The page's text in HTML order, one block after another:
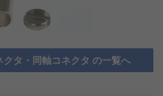
タ・同軸コネクタ の一覧へ